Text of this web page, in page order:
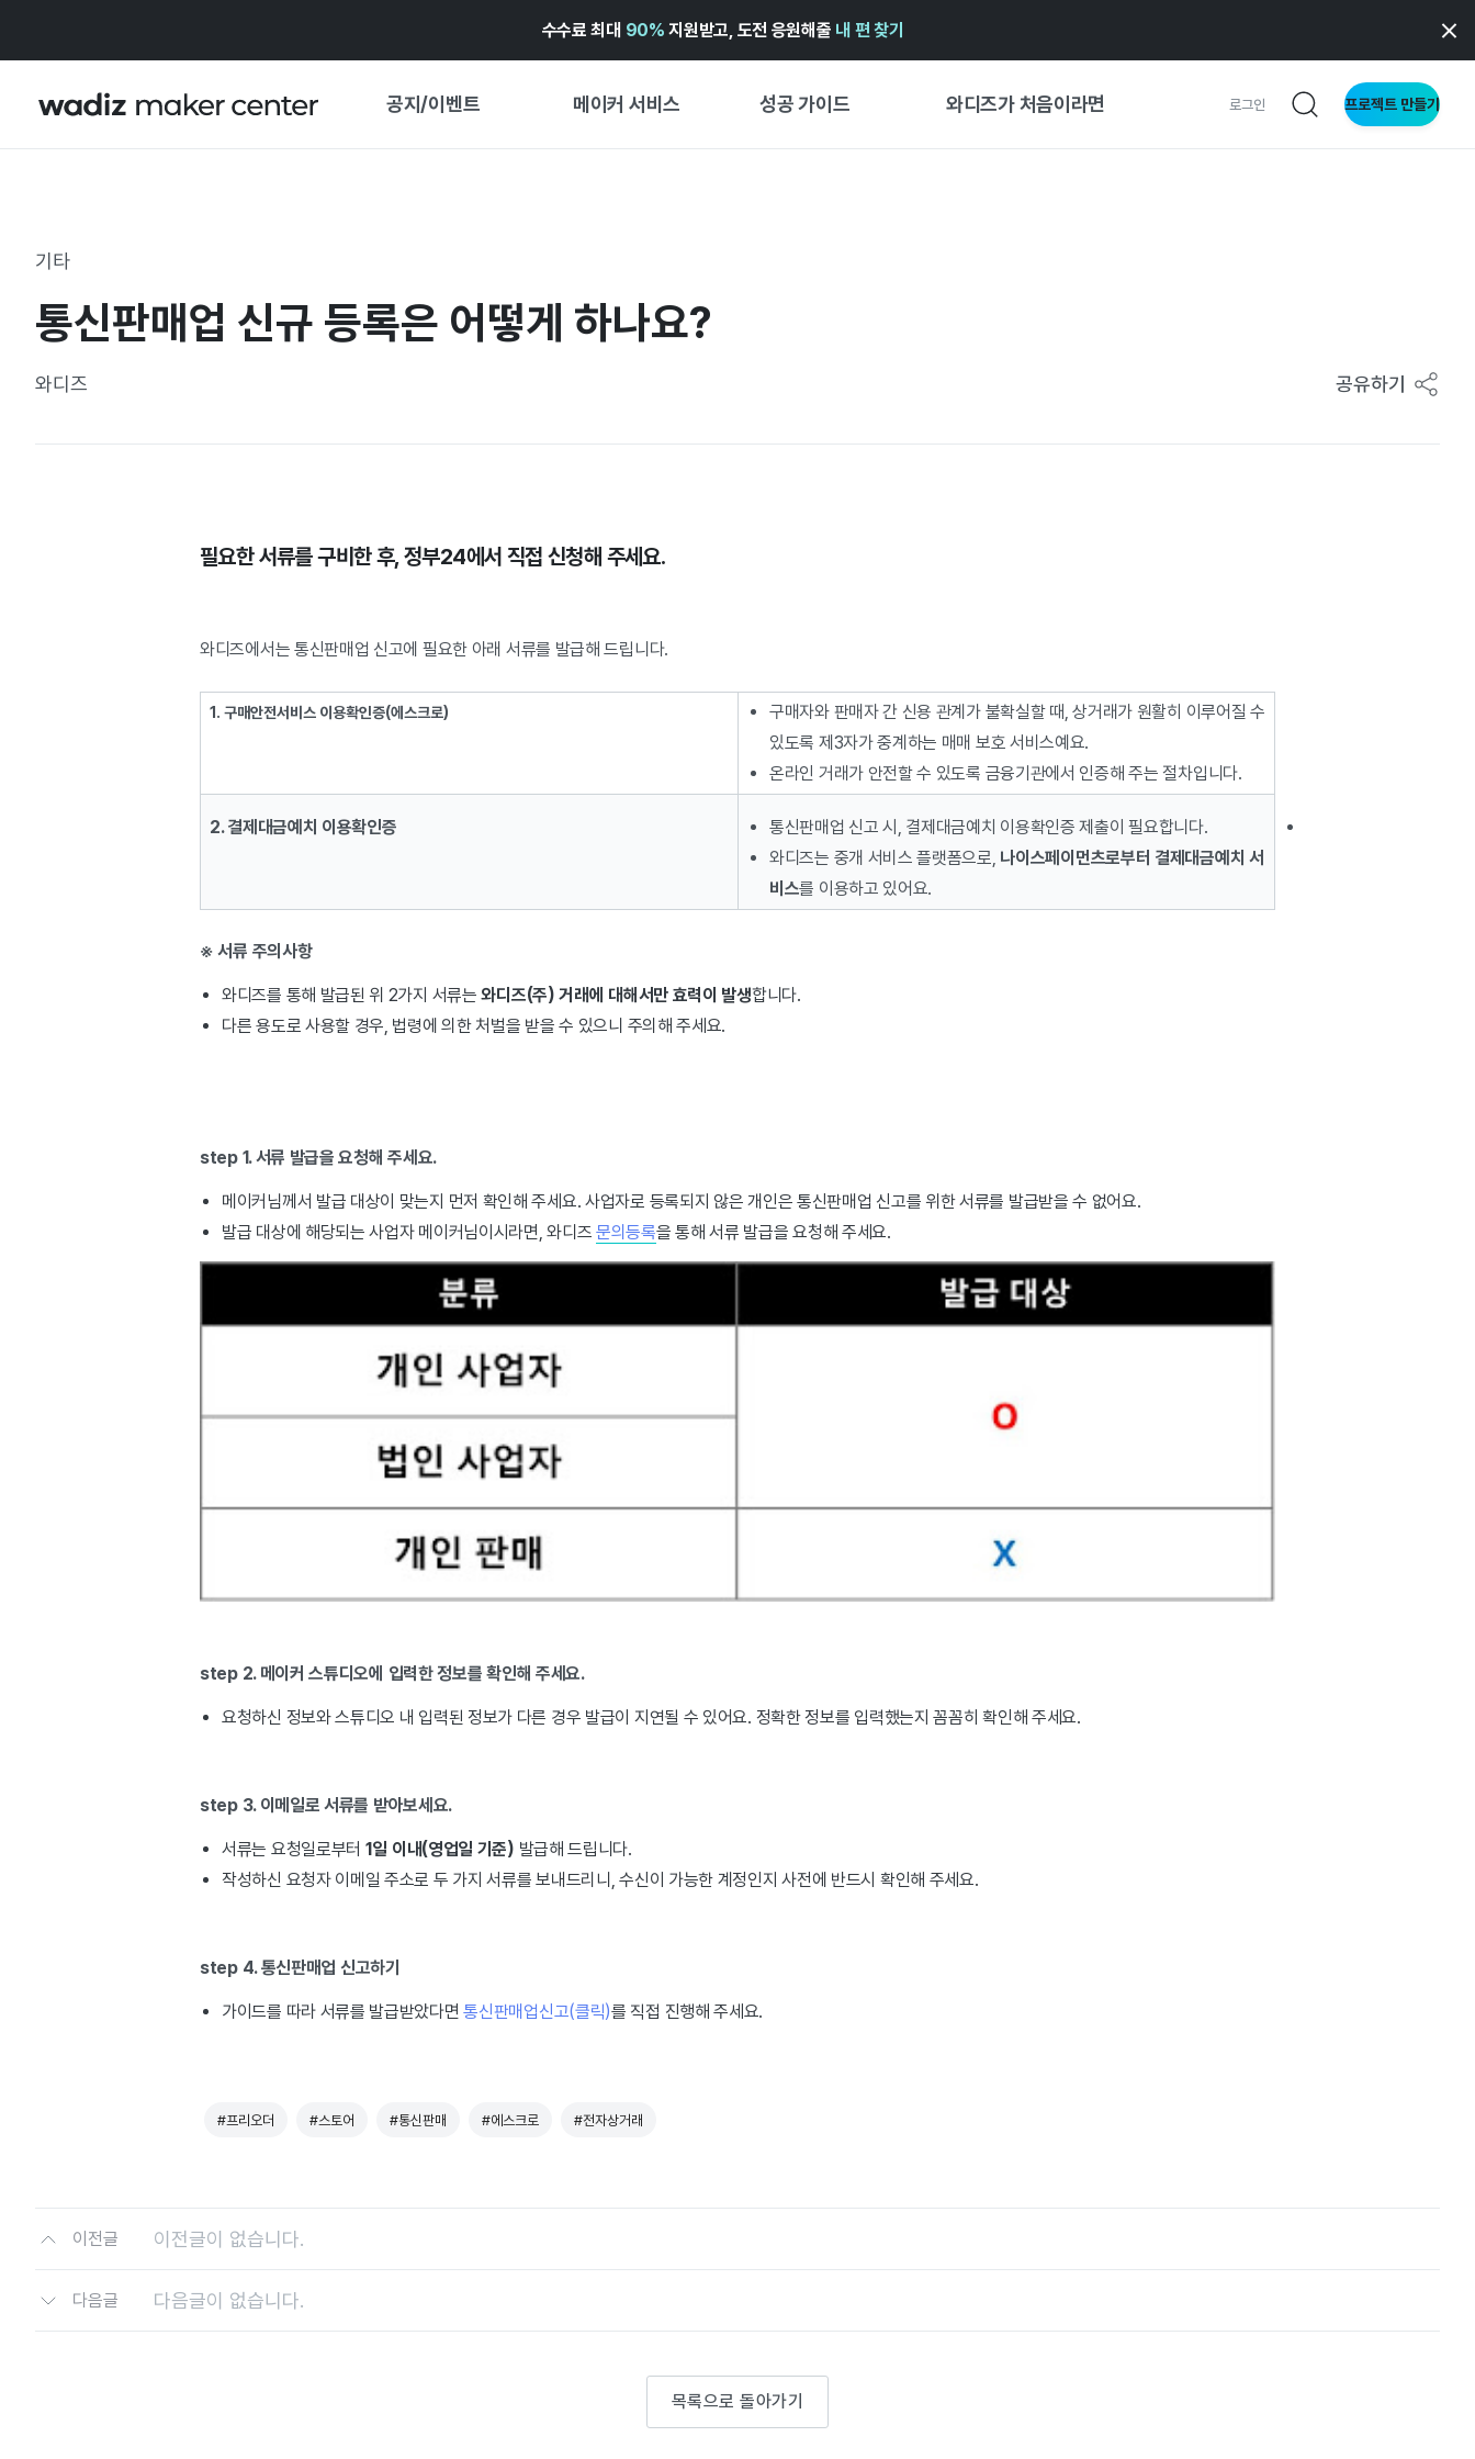
수수료 최대 90% 지원받고, 도전 응원해줄 내 편 찾기
공지/이벤트 메이커 서비스 성공 가이드 와디즈가 처음이라면 로그인 프로젝트 만들기
기획전 캘린더
와디즈 어워즈 ↗︎
기타
통신판매업 신규 등록은 어떻게 하나요?
와디즈 공유하기
필요한 서류를 구비한 후, 정부24에서 직접 신청해 주세요.
와디즈에서는 통신판매업 신고에 필요한 아래 서류를 발급해 드립니다.
1. 구매안전서비스 이용확인증(에스크로)
구매자와 판매자 간 신용 관계가 불확실할 때, 상거래가 원활히 이루어질 수
있도록 제3자가 중계하는 매매 보호 서비스예요.
온라인 거래가 안전할 수 있도록 금융기관에서 인증해 주는 절차입니다.
2. 결제대금예치 이용확인증
통신판매업 신고 시, 결제대금예치 이용확인증 제출이 필요합니다.
와디즈는 중개 서비스 플랫폼으로, 나이스페이먼츠로부터 결제대금예치 서
비스를 이용하고 있어요.
※ 서류 주의사항
와디즈를 통해 발급된 위 2가지 서류는와디즈(주) 거래에 대해서만 효력이 발생합니다.
다른 용도로 사용할 경우, 법령에 의한 처벌을 받을 수 있으니 주의해 주세요.
step 1. 서류 발급을 요청해 주세요.
메이커님께서 발급 대상이 맞는지 먼저 확인해 주세요. 사업자로 등록되지 않은 개인은 통신판매업 신고를 위한 서류를 발급받을 수 없어요.
발급 대상에 해당되는 사업자 메이커님이시라면, 와디즈문의등록을 통해 서류 발급을 요청해 주세요.
step 2. 메이커 스튜디오에 입력한 정보를 확인해 주세요.
요청하신 정보와 스튜디오 내 입력된 정보가 다른 경우 발급이 지연될 수 있어요. 정확한 정보를 입력했는지 꼼꼼히 확인해 주세요.
step 3. 이메일로 서류를 받아보세요.
서류는 요청일로부터 1일 이내(영업일 기준) 발급해 드립니다.
작성하신 요청자 이메일 주소로 두 가지 서류를 보내드리니, 수신이 가능한 계정인지 사전에 반드시 확인해 주세요.
step 4.통신판매업 신고하기
가이드를 따라 서류를 발급받았다면통신판매업신고(클릭)를 직접 진행해 주세요.
#프리오더 #스토어 #통신판매 #에스크로 #전자상거래
이전글 이전글이 없습니다.
다음글 다음글이 없습니다.
목록으로 돌아가기